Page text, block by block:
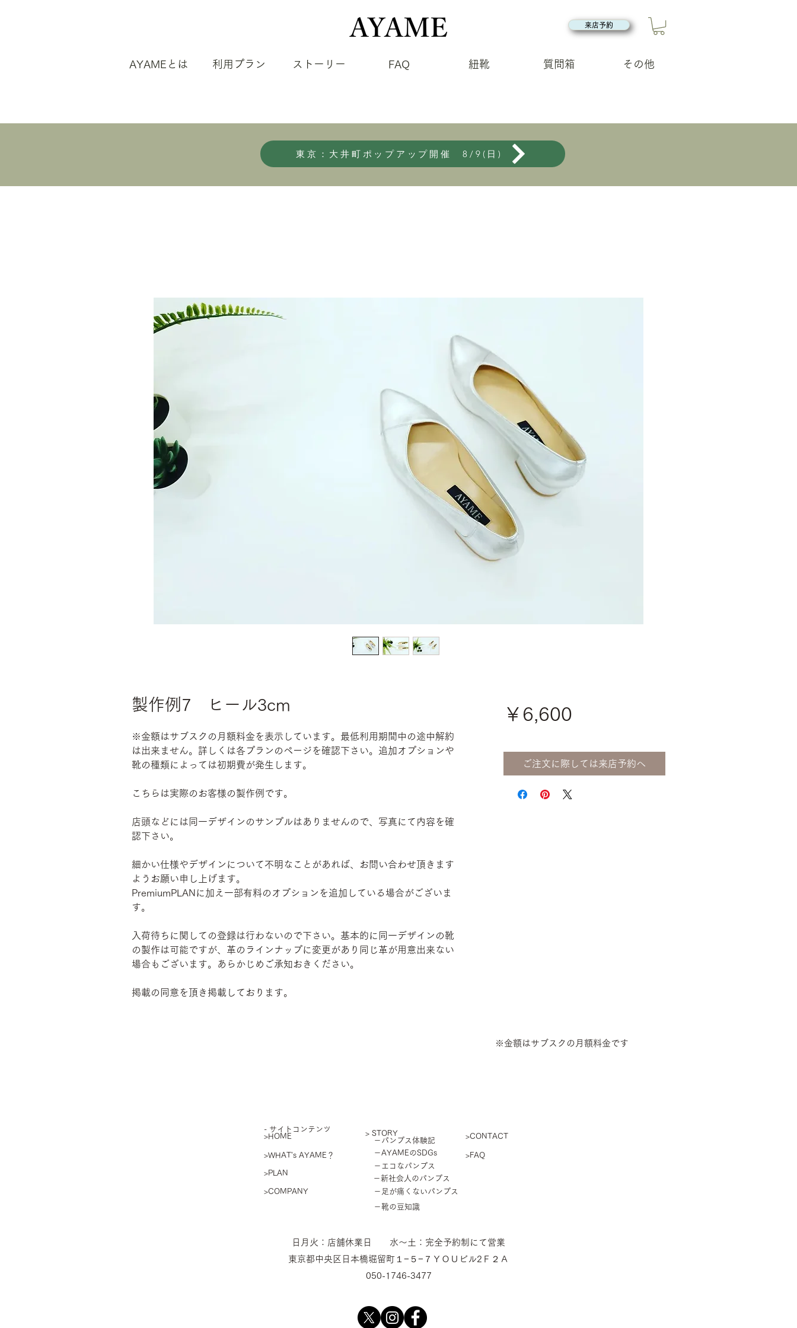
来店予約
AYAMEとは 利用プラン ストーリー FAQ 紐靴 質問箱 その他
東京：大井町ポップアップ開催 8/9(日)
製作例7 ヒール3cm
※金額はサブスクの月額料金を表示しています。最低利用期間中の途中解約
は出来ません。詳しくは各プランのページを確認下さい。追加オプションや
靴の種類によっては初期費が発生します。
こちらは実際のお客様の製作例です。
店頭などには同一デザインのサンプルはありませんので、写真にて内容を確
認下さい。
細かい仕様やデザインについて不明なことがあれば、お問い合わせ頂きます
ようお願い申し上げます。
PremiumPLANに加え一部有料のオプションを追加している場合がございま
す。
入荷待ちに関しての登録は行わないので下さい。基本的に同一デザインの靴
の製作は可能ですが、革のラインナップに変更があり同じ革が用意出来ない
場合もございます。あらかじめご承知おきください。
掲載の同意を頂き掲載しております。
￥6,600価
格
ご注文に際しては来店予約へ
※金額はサブスクの月額料金です
​- サイトコンテンツ
>HOME
>WHAT's AYAME？
>PLAN
>COMPANY
> STORY
－エコなパンプス
－新社会人のパンプス
－足が痛くないパンプス
－AYAMEのSDGs
－靴の豆知識
－パンプス体験記
>CONTACT
>FAQ
​日月火：店舗休業日 水〜土：完全予約制にて営業
東京都中央区日本橋堀留町１−５−７ＹＯＵビル2Ｆ２Ａ
050-1746-3477